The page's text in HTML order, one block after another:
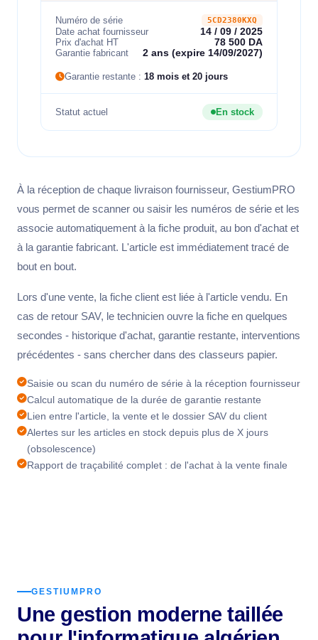
Numéro de série 5CD2380KXQ
Date achat fournisseur
14 / 09 / 2025
Prix d'achat HT
78 500 DA
Garantie fabricant
2 ans (expire 14/09/2027)
Garantie restante : 18 mois et 20 jours
Statut actuel En stock
À la réception de chaque livraison fournisseur, GestiumPRO
vous permet de scanner ou saisir les numéros de série et les
associe automatiquement à la fiche produit, au bon d'achat et
à la garantie fabricant. L'article est immédiatement tracé de
bout en bout.
Lors d'une vente, la fiche client est liée à l'article vendu. En
cas de retour SAV, le technicien ouvre la fiche en quelques
secondes - historique d'achat, garantie restante, interventions
précédentes - sans chercher dans des classeurs papier.
Saisie ou scan du numéro de série à la réception fournisseur
Calcul automatique de la durée de garantie restante
Lien entre l'article, la vente et le dossier SAV du client
Alertes sur les articles en stock depuis plus de X jours
(obsolescence)
Rapport de traçabilité complet : de l'achat à la vente finale
GESTIUMPRO
Une gestion moderne taillée